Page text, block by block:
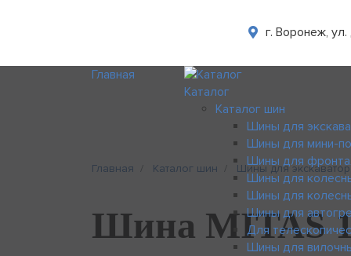
г. Воронеж,
Главная
Каталог
Каталог шин
Шины для
Шины для мини-
Шины для
Шины для
Шины для
Шины для
Для
Шины для
Главная Каталог шин Шины для
Шина MITAS